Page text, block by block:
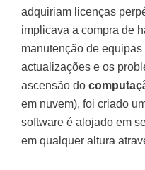
adquiriam licenças
implicava a compra de
manutenção de
actualizações e os
ascensão do
em nuvem), foi criado
software é alojado em
em qualquer altura